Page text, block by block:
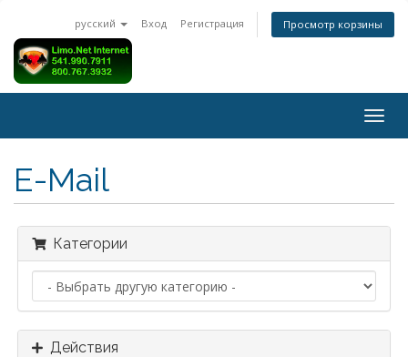
русский Вход Регистрация Просмотр корзины
E-Mail
Категории
Действия